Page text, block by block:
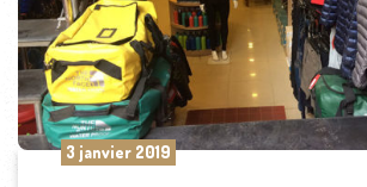
3 janvier 2019